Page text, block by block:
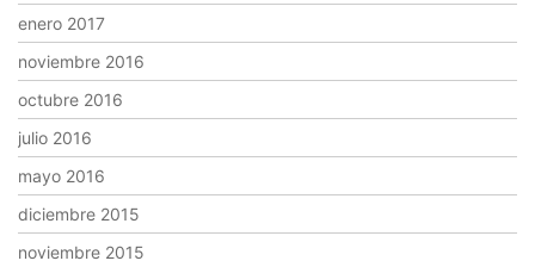
enero 2017
noviembre 2016
octubre 2016
julio 2016
mayo 2016
diciembre 2015
noviembre 2015